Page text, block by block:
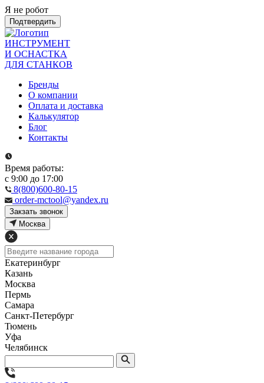
Я не робот
Подтвердить
ИНСТРУМЕНТ
И ОСНАСТКА
ДЛЯ СТАНКОВ
Бренды
О компании
Оплата и доставка
Калькулятор
Блог
Контакты
Время работы:
с 9:00 до 17:00
8(800)600-80-15
order-mctool@yandex.ru
Закзать звонок
Москва
Екатеринбург
Казань
Москва
Пермь
Самара
Санкт-Петербург
Тюмень
Уфа
Челябинск